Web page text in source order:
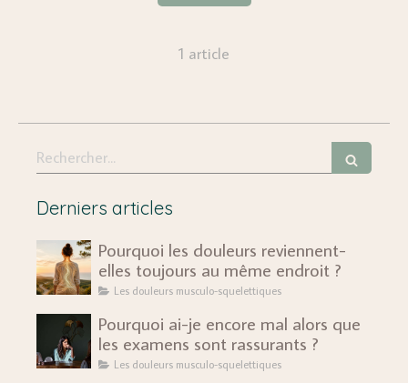
1 article
Rechercher
Derniers articles
Pourquoi les douleurs reviennent-
elles toujours au même endroit ?
Les douleurs musculo-squelettiques
Pourquoi ai-je encore mal alors que
les examens sont rassurants ?
Les douleurs musculo-squelettiques